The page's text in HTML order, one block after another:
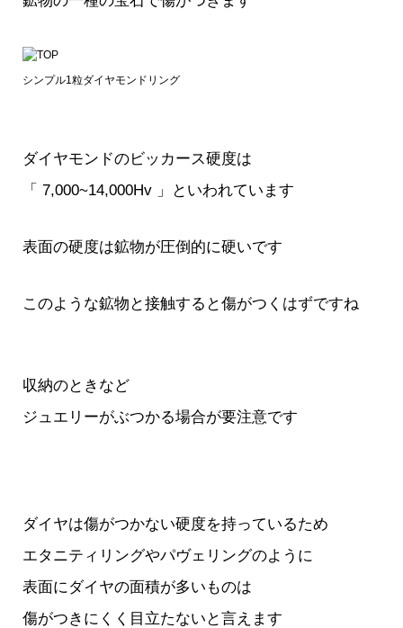
シンプル1粒ダイヤモンドリング
ダイヤモンドのビッカース硬度は
「 7,000~14,000Hv 」といわれています
表面の硬度は鉱物が圧倒的に硬いです
このような鉱物と接触すると傷がつくはずですね
収納のときなど
ジュエリーがぶつかる場合が要注意です
ダイヤは傷がつかない硬度を持っているため
エタニティリングやパヴェリングのように
表面にダイヤの面積が多いものは
傷がつきにくく目立たないと言えます